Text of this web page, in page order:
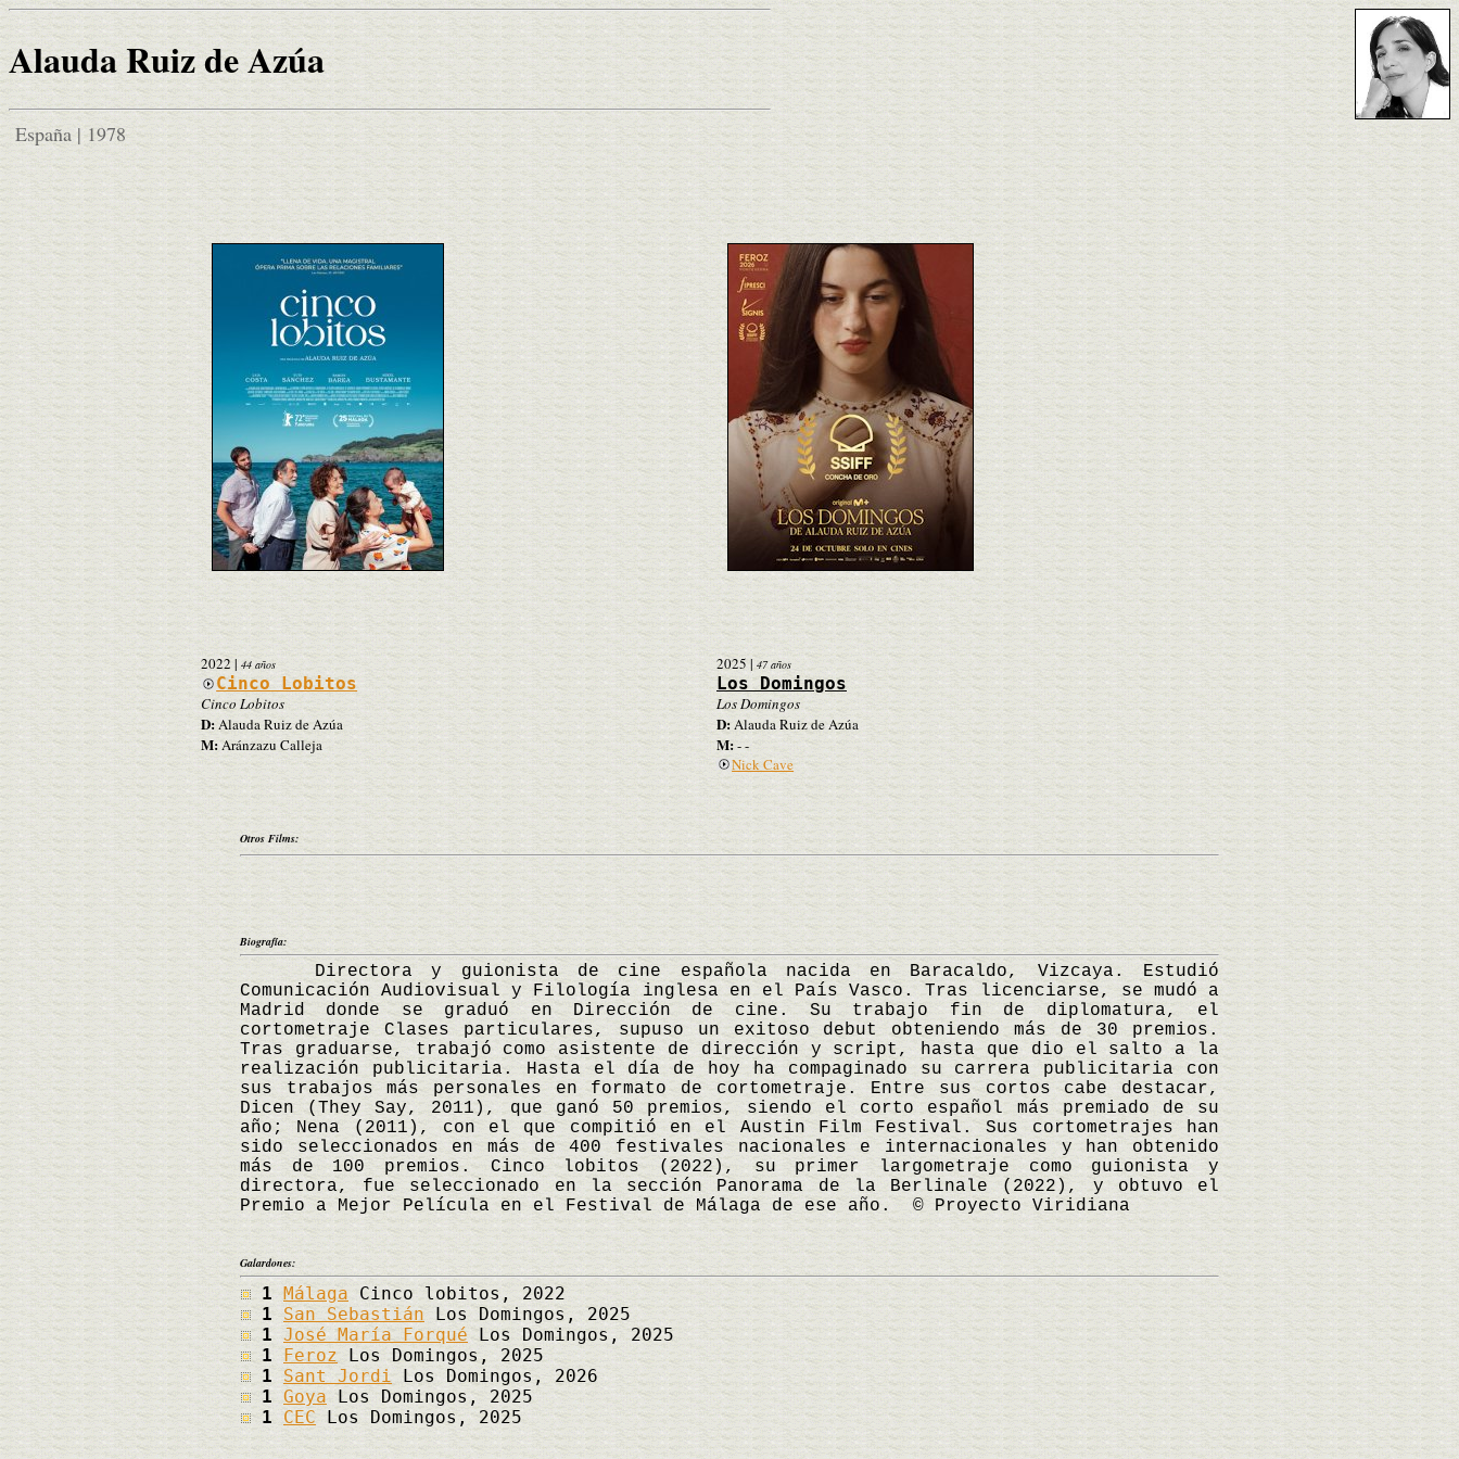
Alauda Ruiz de Azúa
España | 1978
2022 | 44 años
Cinco Lobitos
Cinco Lobitos
D:Alauda Ruiz de Azúa
M:Aránzazu Calleja
2025|47 años
Los Domingos
Los Domingos
D:Alauda Ruiz de Azúa
M:- -
Nick Cave
Otros Films:
Biografía:
Directora y guionista de cine española nacida en Baracaldo, Vizcaya. Estudió
Comunicación Audiovisual y Filología inglesa en el País Vasco. Tras licenciarse, se mudó a
Madrid donde se graduó en Dirección de cine. Su trabajo fin de diplomatura, el
cortometraje Clases particulares, supuso un exitoso debut obteniendo más de 30 premios.
Tras graduarse, trabajó como asistente de dirección y script, hasta que dio el salto a la
realización publicitaria. Hasta el día de hoy ha compaginado su carrera publicitaria con
sus trabajos más personales en formato de cortometraje. Entre sus cortos cabe destacar,
Dicen (They Say, 2011), que ganó 50 premios, siendo el corto español más premiado de su
año; Nena (2011), con el que compitió en el Austin Film Festival. Sus cortometrajes han
sido seleccionados en más de 400 festivales nacionales e internacionales y han obtenido
más de 100 premios. Cinco lobitos (2022), su primer largometraje como guionista y
directora, fue seleccionado en la sección Panorama de la Berlinale (2022), y obtuvo el
Premio a Mejor Película en el Festival de Málaga de ese año. © Proyecto Viridiana
Galardones:
1 Málaga Cinco lobitos, 2022
1 San Sebastián Los Domingos, 2025
1 José María Forqué Los Domingos, 2025
1 Feroz Los Domingos, 2025
1 Sant JordiLos Domingos, 2026
1 GoyaLos Domingos, 2025
1 CEC Los Domingos, 2025